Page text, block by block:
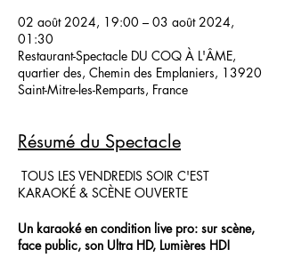
02 août 2024, 19:00 – 03 août 2024,
01:30
Restaurant-Spectacle DU COQ À L'ÂME,
quartier des, Chemin des Emplaniers, 13920
Saint-Mitre-les-Remparts, France
Résumé du Spectacle
TOUS LES VENDREDIS SOIR C'EST
KARAOKÉ & SCÈNE OUVERTE
Un karaoké en condition live pro: sur scène,
face public, son Ultra HD, Lumières HD!